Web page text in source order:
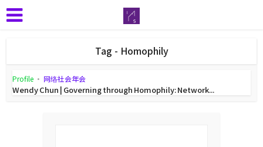
Tag - Homophily
Profile • 网络社会年会
Wendy Chun | Governing through Homophily: Network...